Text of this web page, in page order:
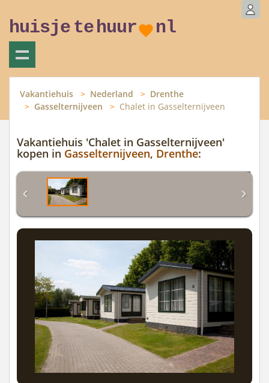
huisje tehuur nl
Vakantiehuis Nederland
Drenthe
Gasselternijveen
Chalet in Gasselternijveen
Vakantiehuis 'Chalet in Gasselternijveen'
kopen in Gasselternijveen, Drenthe: